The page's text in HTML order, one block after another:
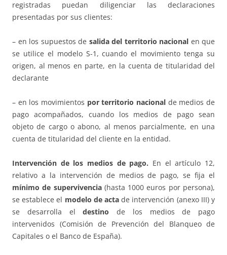
registradas puedan diligenciar las declaraciones
presentadas por sus clientes:
– en los supuestos de salida del territorio nacional en que
se utilice el modelo S-1, cuando el movimiento tenga su
origen, al menos en parte, en la cuenta de titularidad del
declarante
– en los movimientos por territorio nacional de medios de
pago acompañados, cuando los medios de pago sean
objeto de cargo o abono, al menos parcialmente, en una
cuenta de titularidad del cliente en la entidad.
Intervención de los medios de pago. En el artículo 12,
relativo a la intervención de medios de pago, se fija el
mínimo de supervivencia (hasta 1000 euros por persona),
se establece el modelo de acta de intervención (anexo III) y
se desarrolla eldestino de los medios de pago
intervenidos (Comisión de Prevención del Blanqueo de
Capitales o el Banco de España).